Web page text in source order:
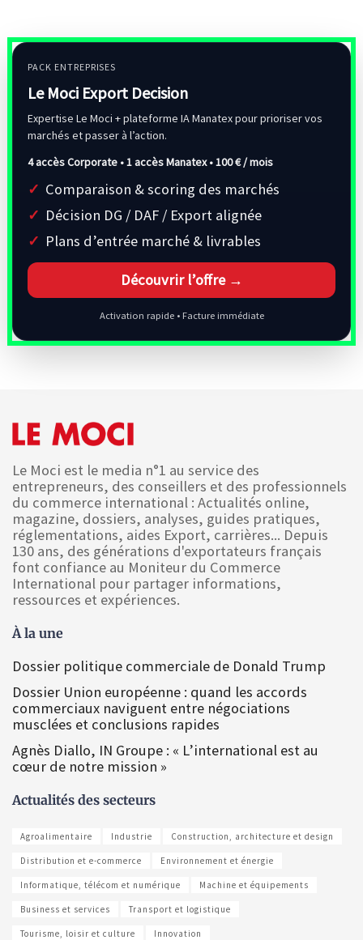
PACK ENTREPRISES
Le Moci Export Decision
Expertise Le Moci + plateforme IA Manatex pour prioriser vos
marchés et passer à l’action.
4 accès Corporate • 1 accès Manatex •100 € / mois
Comparaison & scoring des marchés
Décision DG / DAF / Export alignée
Plans d’entrée marché & livrables
Découvrir l’offre →
Activation rapide • Facture immédiate
Le Moci est le media n°1 au service des
entrepreneurs, des conseillers et des professionnels
du commerce international : Actualités online,
magazine, dossiers, analyses, guides pratiques,
réglementations, aides Export, carrières... Depuis
130 ans, des générations d'exportateurs français
font confiance au Moniteur du Commerce
International pour partager informations,
ressources et expériences.
À la une
Dossier politique commerciale de Donald Trump
Dossier Union européenne : quand les accords
commerciaux naviguent entre négociations
musclées et conclusions rapides
Agnès Diallo, IN Groupe : « L’international est au
cœur de notre mission »
Actualités des secteurs
Agroalimentaire Industrie Construction, architecture et design
Distribution et e-commerce Environnement et énergie
Informatique, télécom et numérique Machine et équipements
Business et services Transport et logistique
Tourisme, loisir et culture Innovation